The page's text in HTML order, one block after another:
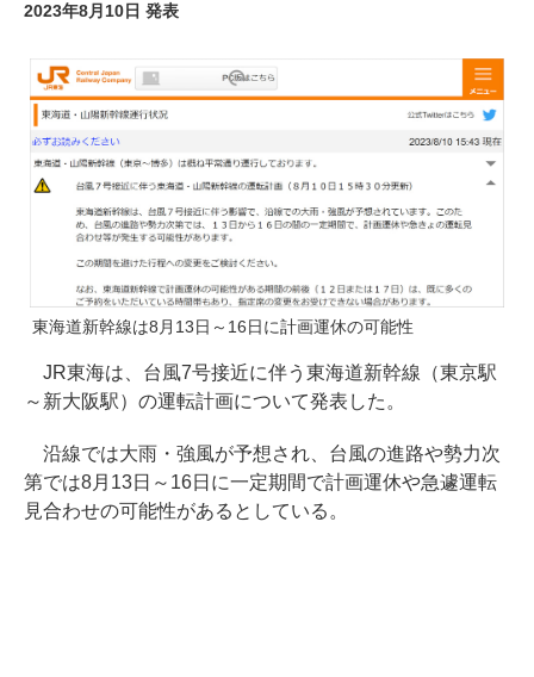
2023年8月10日 発表
東海道新幹線は8月13日～16日に計画運休の可能性
JR東海は、台風7号接近に伴う東海道新幹線（東京駅
～新大阪駅）の運転計画について発表した。
沿線では大雨・強風が予想され、台風の進路や勢力次
第では8月13日～16日に一定期間で計画運休や急遽運転
見合わせの可能性があるとしている。